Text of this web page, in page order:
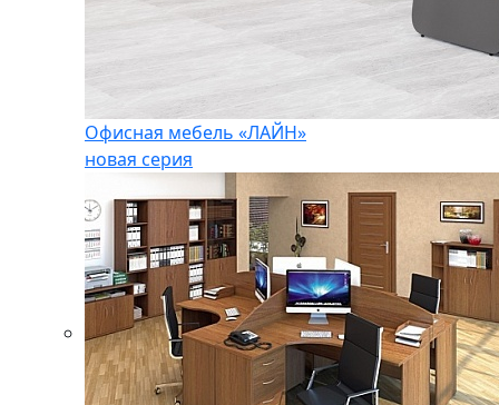
Офисная мебель «ЛАЙН»
новая серия